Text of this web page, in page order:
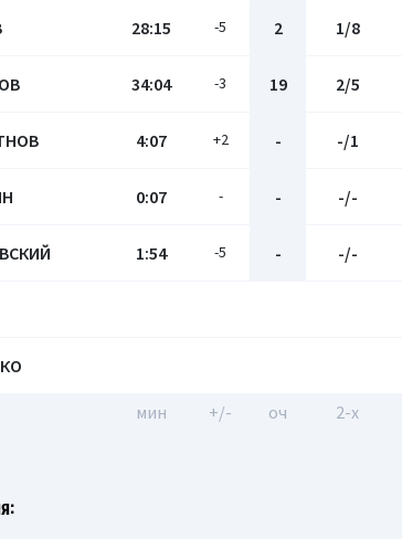
28:15 -5 2 1/8
34:04 -3 19 2/5
4:07 +2 - -/1
0:07 - - -/-
1:54 -5 - -/-
мин +/- оч 2-x